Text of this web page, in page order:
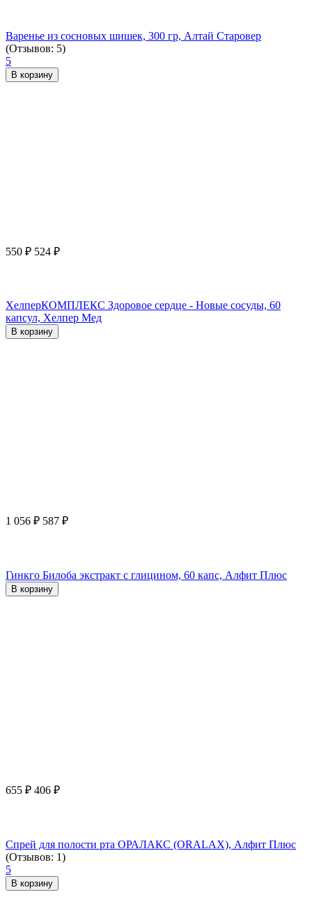
Варенье из сосновых шишек, 300 гр, Алтай Старовер
(Отзывов: 5)
5
В корзину
550 ₽ 524 ₽
ХелперКОМПЛЕКС Здоровое сердце - Новые сосуды, 60
капсул, Хелпер Мед
В корзину
1 056 ₽ 587 ₽
Гинкго Билоба экстракт с глицином, 60 капс, Алфит Плюс
В корзину
655 ₽ 406 ₽
Спрей для полости рта ОРАЛАКС (ORALAX), Алфит Плюс
(Отзывов: 1)
5
В корзину